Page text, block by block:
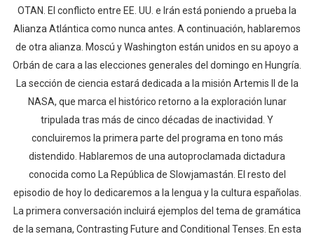
OTAN. El conflicto entre EE. UU. e Irán está poniendo a prueba la
Alianza Atlántica como nunca antes. A continuación, hablaremos
de otra alianza. Moscú y Washington están unidos en su apoyo a
Orbán de cara a las elecciones generales del domingo en Hungría.
La sección de ciencia estará dedicada a la misión Artemis II de la
NASA, que marca el histórico retorno a la exploración lunar
tripulada tras más de cinco décadas de inactividad. Y
concluiremos la primera parte del programa en tono más
distendido. Hablaremos de una autoproclamada dictadura
conocida como La República de Slowjamastán. El resto del
episodio de hoy lo dedicaremos a la lengua y la cultura españolas.
La primera conversación incluirá ejemplos del tema de gramática
de la semana, Contrasting Future and Conditional Tenses. En esta